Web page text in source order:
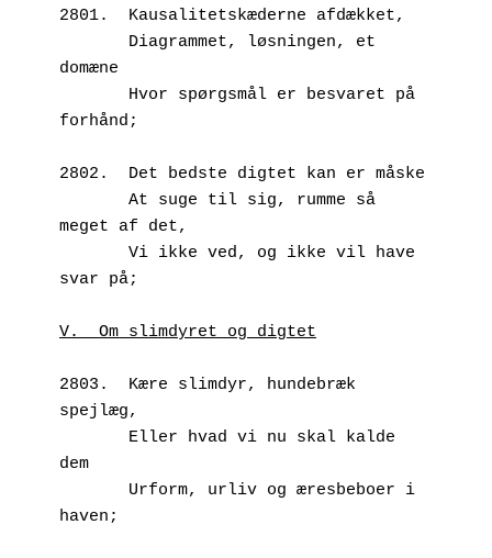
2801.  Kausalitetskæderne afdækket,
domæne
forhånd;
2802.  Det bedste digtet kan er måske
meget af det,
svar på;
V.  Om slimdyret og digtet
2803.  Kære slimdyr, hundebræk
spejlæg,
dem
haven;